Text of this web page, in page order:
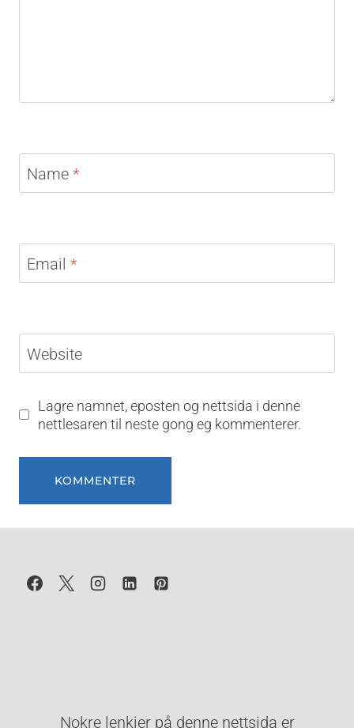
Name *
Email *
Website
Lagre namnet, eposten og nettsida i denne
nettlesaren til neste gong eg kommenterer.
Nokre lenkjer på denne nettsida er